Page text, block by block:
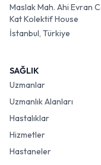
Maslak Mah. Ahi Evran
Kat Kolektif House
İstanbul, Türkiye
SAĞLIK
Uzmanlar
Uzmanlık Alanları
Hastalıklar
Hizmetler
Hastaneler